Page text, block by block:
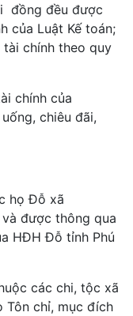
đồng đều được
của Luật Kế toán;
chính theo quy
chính của
chiêu đãi,
họ Đỗ xã
được thông qua
HĐH Đỗ tỉnh Phú
các chi, tộc xã
chỉ, mục đích